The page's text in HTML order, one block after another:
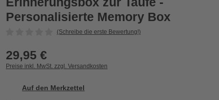
Personalisierte Memory Box
(Schreibe die erste Bewertung!)
29,95 €
Preise inkl. MwSt. zzgl. Versandkosten
Auf den Merkzettel